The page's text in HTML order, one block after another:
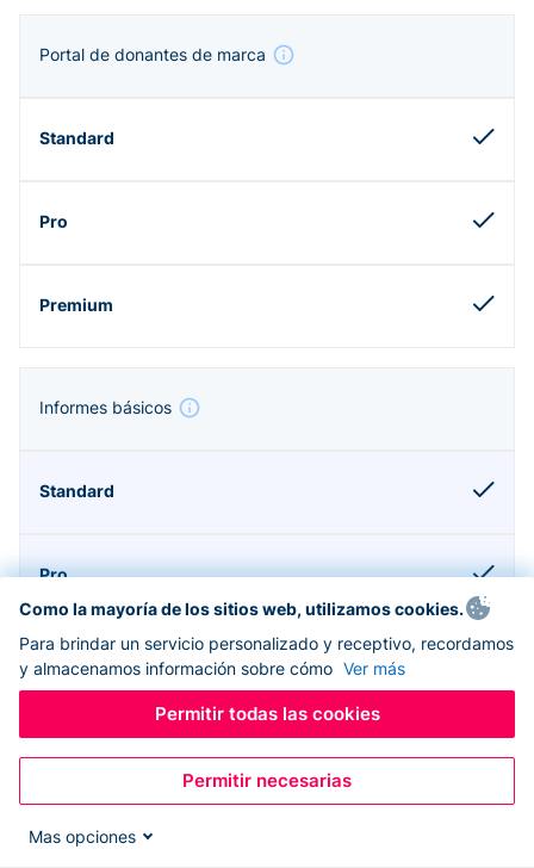
Portal de donantes de marca
Informes básicos
Compatible con Donorbox CRM
Como la mayoría de los sitios web, utilizamos cookies.
Para brindar un servicio personalizado y receptivo, recordamos
y almacenamos información sobre cómo Ver más
Permitir todas las cookies
Permitir necesarias
Mas opciones